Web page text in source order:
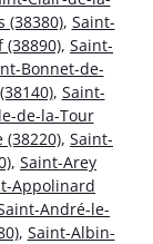
(38380), Saint-
(38890), Saint-
Bonnet-de-
, Saint-
de-la-Tour
, Saint-
, Saint-Arey
Appolinard
André-le-
, Saint-Albin-